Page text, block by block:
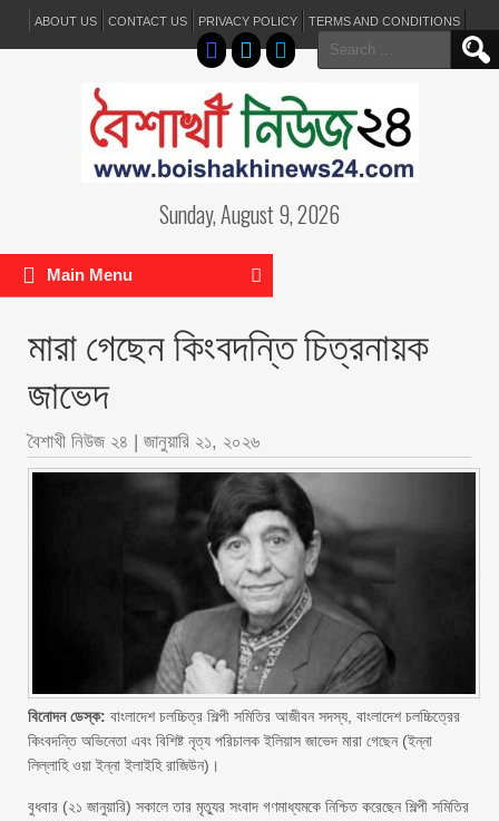
ABOUT US CONTACT US PRIVACY POLICY TERMS AND CONDITIONS
Search
for:
Sunday, August 9, 2026
Main Menu
মারা গেছেন কিংবদন্তি চিত্রনায়ক
জাভেদ
বৈশাখী নিউজ ২৪ | জানুয়ারি ২১, ২০২৬
বিনোদন ডেস্ক: বাংলাদেশ চলচ্চিত্র শিল্পী সমিতির আজীবন সদস্য, বাংলাদেশ চলচ্চিত্রের
কিংবদন্তি অভিনেতা এবং বিশিষ্ট নৃত্য পরিচালক ইলিয়াস জাভেদ মারা গেছেন (ইন্না
লিল্লাহি ওয়া ইন্না ইলাইহি রাজিউন)।
বুধবার (২১ জানুয়ারি) সকালে তার মৃত্যুর সংবাদ গণমাধ্যমকে নিশ্চিত করেছেন শিল্পী সমিতির